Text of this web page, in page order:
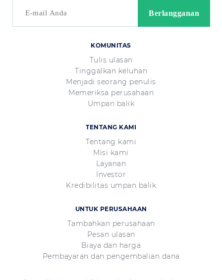
KOMUNITAS
Tulis ulasan
Tinggalkan keluhan
Menjadi seorang penulis
Memeriksa perusahaan
Umpan balik
TENTANG KAMI
Tentang kami
Misi kami
Layanan
Investor
Kredibilitas umpan balik
UNTUK PERUSAHAAN
Tambahkan perusahaan
Pesan ulasan
Biaya dan harga
Pembayaran dan pengembalian dana